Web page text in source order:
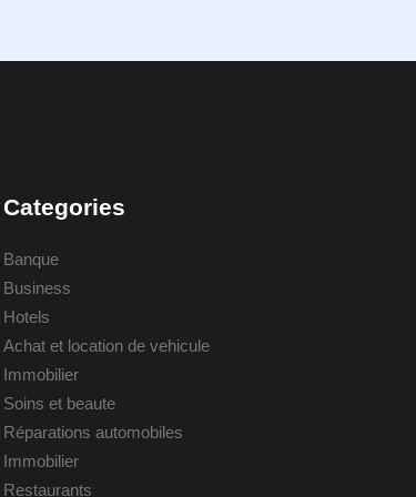
Categories
Banque
Business
Hotels
Achat et location de vehicule
Immobilier
Soins et beaute
Réparations automobiles
Immobilier
Restaurants